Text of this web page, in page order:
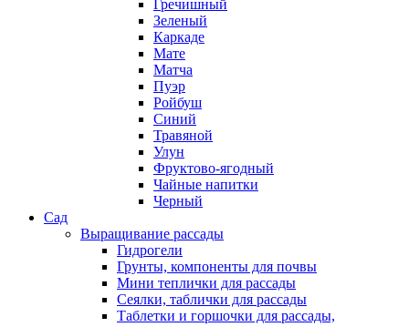
Гречишный
Зеленый
Каркаде
Мате
Матча
Пуэр
Ройбуш
Синий
Травяной
Улун
Фруктово-ягодный
Чайные напитки
Черный
Сад
Выращивание рассады
Гидрогели
Грунты, компоненты для почвы
Мини теплички для рассады
Сеялки, таблички для рассады
Таблетки и горшочки для рассады,